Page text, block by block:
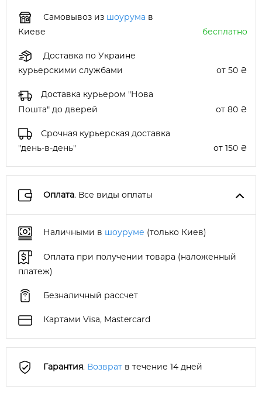
Самовывоз из шоурума в
Киеве
бесплатно
Доставка по Украине
курьерскими службами
от 50 ₴
Доставка курьером "Нова
Пошта" до дверей
от 80 ₴
Срочная курьерская доставка
"день-в-день"
от 150 ₴
Оплата. Все виды оплаты
Наличными в шоуруме (только Киев)
Оплата при получении товара (наложенный
платеж)
Безналичный рассчет
Картами Visa, Mastercard
Гарантия. Возврат в течение 14 дней